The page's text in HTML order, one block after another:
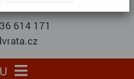
614 171